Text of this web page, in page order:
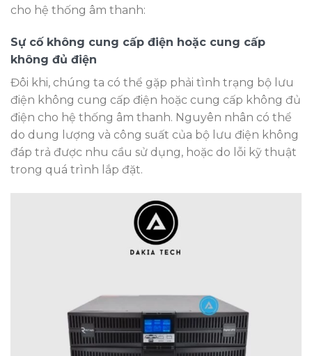
cho hệ thống âm thanh:
Sự cố không cung cấp điện hoặc cung cấp
không đủ điện
Đôi khi, chúng ta có thể gặp phải tình trạng bộ lưu
điện không cung cấp điện hoặc cung cấp không đủ
điện cho hệ thống âm thanh. Nguyên nhân có thể
do dung lượng và công suất của bộ lưu điện không
đáp trả được nhu cầu sử dụng, hoặc do lỗi kỹ thuật
trong quá trình lắp đặt.